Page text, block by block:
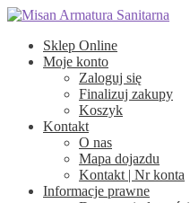
Przejdź
nawigacji
Przejdź
treści
Sklep Online
Moje konto
Zaloguj się
Finalizuj zakupy
Koszyk
Kontakt
O nas
Mapa dojazdu
Kontakt | Nr konta
Informacje prawne